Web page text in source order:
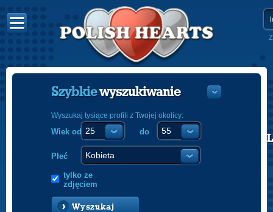
POLISH
Szybkiewyszukiwanie
Wyszukaj tysiące profili z Twojej okolicy:
Wiek od do
Płeć
tylko ze
zdjęciem
Wyszukaj